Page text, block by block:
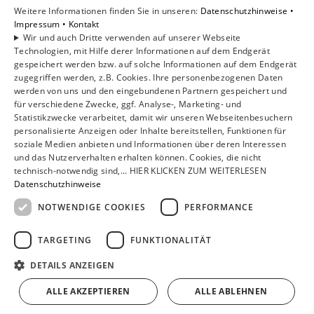
Karriere
Unternehmen
Kontakt
Um externe HTML-Inhalte anzuzeigen, benötigen wir
Ihre Einwilligung.
Weitere Informationen finden Sie in unserer
Datenschutzerklärung.
Cookie-Einstellungen öffnen
Weitere Informationen finden Sie in unseren: Datenschutzhinweise •
Impressum • Kontakt
Wir und auch Dritte verwenden auf unserer Webseite
Technologien, mit Hilfe derer Informationen auf dem Endgerät
gespeichert werden bzw. auf solche Informationen auf dem Endgerät
zugegriffen werden, z.B. Cookies. Ihre personenbezogenen Daten
werden von uns und den eingebundenen Partnern gespeichert und
für verschiedene Zwecke, ggf. Analyse-, Marketing- und
Statistikzwecke verarbeitet, damit wir unseren Webseitenbesuchern
personalisierte Anzeigen oder Inhalte bereitstellen, Funktionen für
soziale Medien anbieten und Informationen über deren Interessen
und das Nutzerverhalten erhalten können. Cookies, die nicht
technisch-notwendig sind,... HIER KLICKEN ZUM WEITERLESEN
Datenschutzhinweise
NOTWENDIGE COOKIES
PERFORMANCE
TARGETING FUNKTIONALITÄT
DETAILS ANZEIGEN
ALLE AKZEPTIEREN ALLE ABLEHNEN